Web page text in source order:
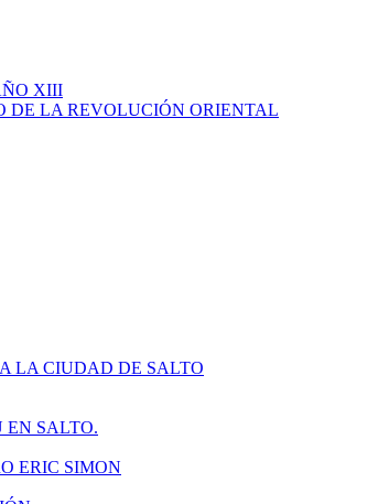
XIII
DE LA REVOLUCIÓN ORIENTAL
LA CIUDAD DE SALTO
EN SALTO.
ERIC SIMON